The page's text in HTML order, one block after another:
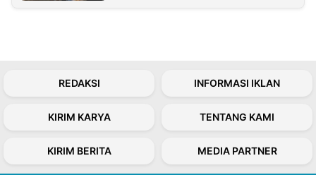
REDAKSI INFORMASI IKLAN
KIRIM KARYA TENTANG KAMI
KIRIM BERITA MEDIA PARTNER